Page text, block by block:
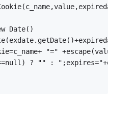
Date()
"=" +escape(value)+
? "" :